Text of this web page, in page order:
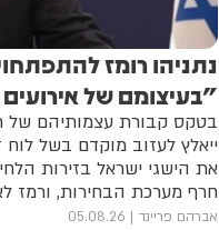
נתניהו רומז
"בעיצומם של
בטקס קבורת עצמותיהם של
ייאלץ לעזוב מוקדם בשל לוח
את הישגי ישראל בזירות
חרף מערכת הבחירות, ורמז
הבחירות
אברהם פריינד 05.08.26